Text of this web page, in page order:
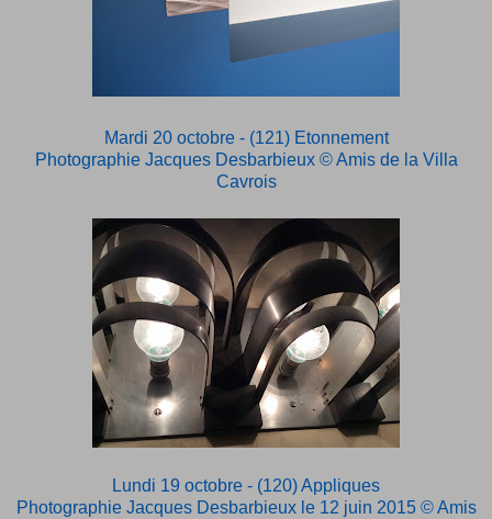
Mardi 20 octobre - (121) Etonnement
Photographie Jacques Desbarbieux© Amis de la Villa
Cavrois
Lundi 19 octobre - (120) Appliques
Photographie Jacques Desbarbieux le 12 juin 2015© Amis